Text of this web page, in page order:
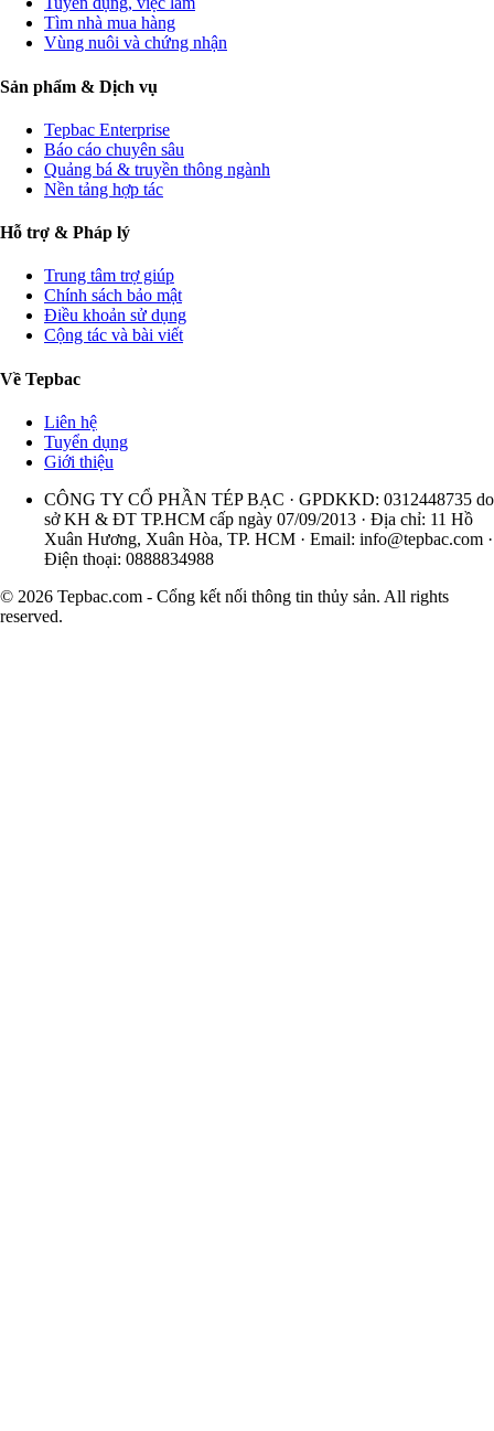
Tìm nhà mua hàng
Vùng nuôi và chứng nhận
Sản phẩm & Dịch vụ
Tepbac Enterprise
Báo cáo chuyên sâu
Quảng bá & truyền thông ngành
Nền tảng hợp tác
Hỗ trợ & Pháp lý
Trung tâm trợ giúp
Chính sách bảo mật
Điều khoản sử dụng
Cộng tác và bài viết
Về Tepbac
Liên hệ
Tuyển dụng
Giới thiệu
CÔNG TY CỔ PHẦN TÉP BẠC · GPDKKD: 0312448735 do
sở KH & ĐT TP.HCM cấp ngày 07/09/2013 · Địa chỉ: 11 Hồ
Xuân Hương, Xuân Hòa, TP. HCM · Email: info@tepbac.com ·
Điện thoại: 0888834988
© 2026 Tepbac.com - Cổng kết nối thông tin thủy sản. All rights
reserved.